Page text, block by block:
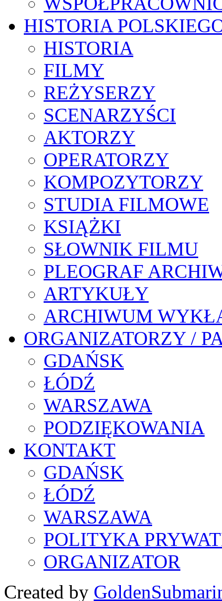
HISTORIA
HISTORIA
FILMY
REŻYSERZY
SCENARZYŚCI
AKTORZY
OPERATORZY
KOMPOZYTORZY
STUDIA FILMOWE
KSIĄŻKI
SŁOWNIK FILMU
PLEOGRAF
ARTYKUŁY
ARCHIWUM
ORGANIZATORZY /
GDAŃSK
ŁÓDŹ
WARSZAWA
PODZIĘKOWANIA
KONTAKT
GDAŃSK
ŁÓDŹ
WARSZAWA
POLITYKA
ORGANIZATOR
Created by